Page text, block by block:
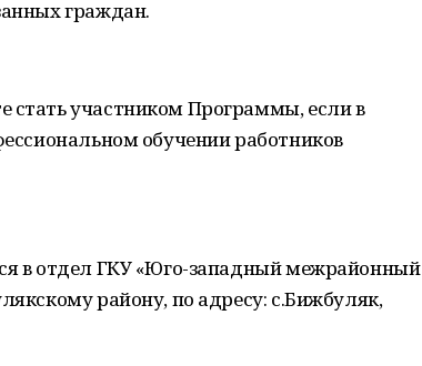
граждан.
участником Программы, если в
обучении работников
в отдел ГКУ «Юго-западный межрайонный
району, по адресу: с.Бижбуляк,